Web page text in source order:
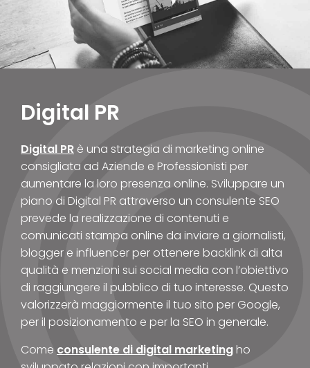
Digital PR
Digital PR è una strategia di marketing online
consigliata ad Aziende e Professionisti per
aumentare la loro presenza online. Sviluppare un
piano di Digital PR attraverso un consulente SEO
prevede la realizzazione di contenuti e
comunicati stampa online da inviare a giornalisti,
blogger e influencer per ottenere backlink di alta
qualità e menzioni sui social media con l’obiettivo
di raggiungere il pubblico di tuo interesse. Questo
valorizzerà maggiormente il tuo sito per Google,
per il posizionamento e per la SEO in generale.
Come consulente di digital marketing ho